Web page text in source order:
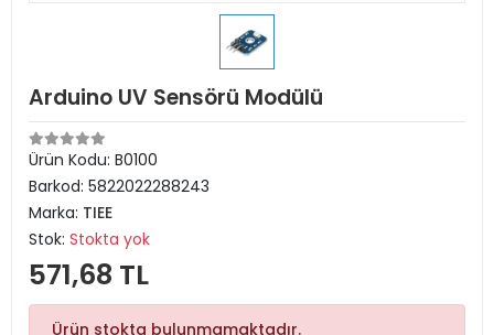
Arduino UV Sensörü Modülü
Ürün Kodu: B0100
Barkod: 5822022288243
Marka: TIEE
Stok: Stokta yok
571,68 TL
Ürün stokta bulunmamaktadır.